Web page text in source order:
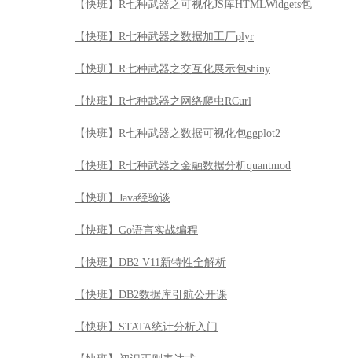
【快班】R七种武器之可视化JS库HTMLWidgets包
【快班】R七种武器之数据加工厂plyr
【快班】R七种武器之交互化展示包shiny
【快班】R七种武器之网络爬虫RCurl
【快班】R七种武器之数据可视化包ggplot2
【快班】R七种武器之金融数据分析quantmod
【快班】Java经验谈
【快班】Go语言实战编程
【快班】DB2 V11新特性全解析
【快班】DB2数据库引航公开课
【快班】STATA统计分析入门